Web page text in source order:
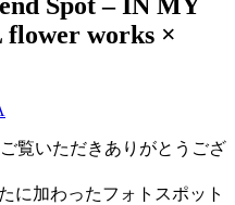
works ×
覧いただきありがとうござ
に加わったフォトスポット